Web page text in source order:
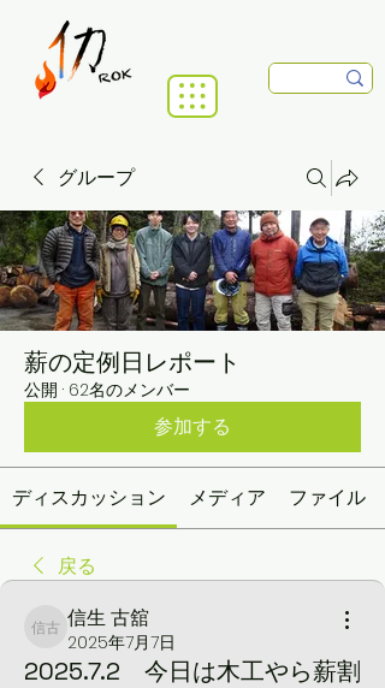
グループ
薪の定例日レポート
公開 · 62名のメンバー
参加する
ディスカッション メディア ファイル
戻る
信生 古舘
信生 古舘
2025年7月7日
2025.7.2 今日は木工やら薪割